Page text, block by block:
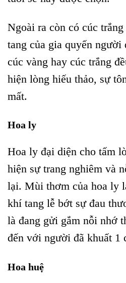
Ngoài ra còn có cúc
tang của gia quyến người
cúc vàng hay cúc trắng
hiện lòng hiếu thảo, sự
mất.
Hoa ly
Hoa ly đại diện cho tấm
hiện sự trang nghiêm và
lại. Mùi thơm của hoa ly
khí tang lễ bớt sự đau
là đang gửi gắm nỗi nhớ
đến với người đã khuất 1
Hoa huệ